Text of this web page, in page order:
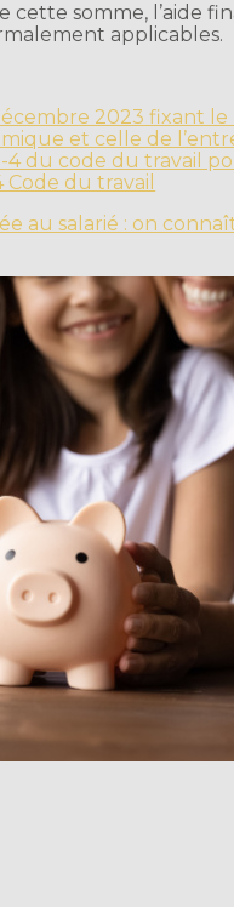
cette somme, l’aide
applicables.
2023 fixant
et celle de
4 du code du travail
du travail
au salarié : on